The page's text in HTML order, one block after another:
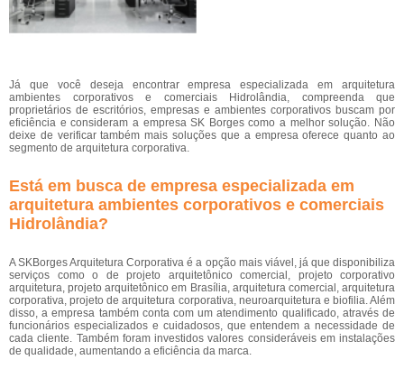
Já que você deseja encontrar empresa especializada em arquitetura
ambientes corporativos e comerciais Hidrolândia, compreenda que
proprietários de escritórios, empresas e ambientes corporativos buscam por
eficiência e consideram a empresa SK Borges como a melhor solução. Não
deixe de verificar também mais soluções que a empresa oferece quanto ao
segmento de arquitetura corporativa.
Está em busca de empresa especializada em
arquitetura ambientes corporativos e comerciais
Hidrolândia?
A SKBorges Arquitetura Corporativa é a opção mais viável, já que disponibiliza
serviços como o de projeto arquitetônico comercial, projeto corporativo
arquitetura, projeto arquitetônico em Brasília, arquitetura comercial, arquitetura
corporativa, projeto de arquitetura corporativa, neuroarquitetura e biofilia. Além
disso, a empresa também conta com um atendimento qualificado, através de
funcionários especializados e cuidadosos, que entendem a necessidade de
cada cliente. Também foram investidos valores consideráveis em instalações
de qualidade, aumentando a eficiência da marca.